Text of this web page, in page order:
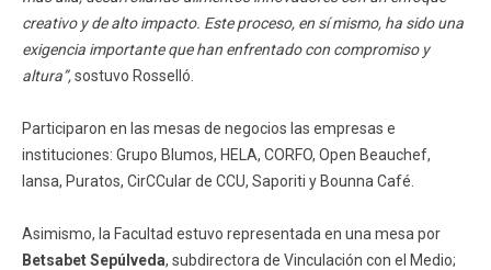
creativo y de alto impacto. Este proceso, en sí mismo, ha sido una
exigencia importante que han enfrentado con compromiso y
altura”,sostuvo Rosselló.
Participaron en las mesas de negocios las empresas e
instituciones: Grupo Blumos, HELA, CORFO, Open Beauchef,
Iansa, Puratos, CirCCular de CCU, Saporiti y Bounna Café.
Asimismo, la Facultad estuvo representada en una mesa por
Betsabet Sepúlveda, subdirectora de Vinculación con el Medio;